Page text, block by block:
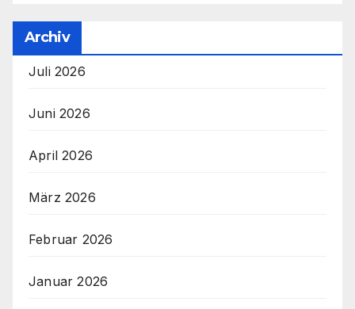
Archiv
Juli 2026
Juni 2026
April 2026
März 2026
Februar 2026
Januar 2026